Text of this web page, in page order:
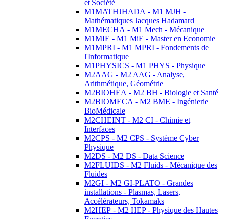
et Société
M1MATHJHADA - M1 MJH -
Mathématiques Jacques Hadamard
M1MECHA - M1 Mech - Mécanique
M1MIE - M1 MiE - Master en Economie
M1MPRI - M1 MPRI - Fondements de
l'Informatique
M1PHYSICS - M1 PHYS - Physique
M2AAG - M2 AAG - Analyse,
Arithmétique, Géométrie
M2BIOHEA - M2 BH - Biologie et Santé
M2BIOMECA - M2 BME - Ingénierie
BioMédicale
M2CHEINT - M2 CI - Chimie et
Interfaces
M2CPS - M2 CPS - Système Cyber
Physique
M2DS - M2 DS - Data Science
M2FLUIDS - M2 Fluids - Mécanique des
Fluides
M2GI - M2 GI-PLATO - Grandes
installations - Plasmas, Lasers,
Accélérateurs, Tokamaks
M2HEP - M2 HEP - Physique des Hautes